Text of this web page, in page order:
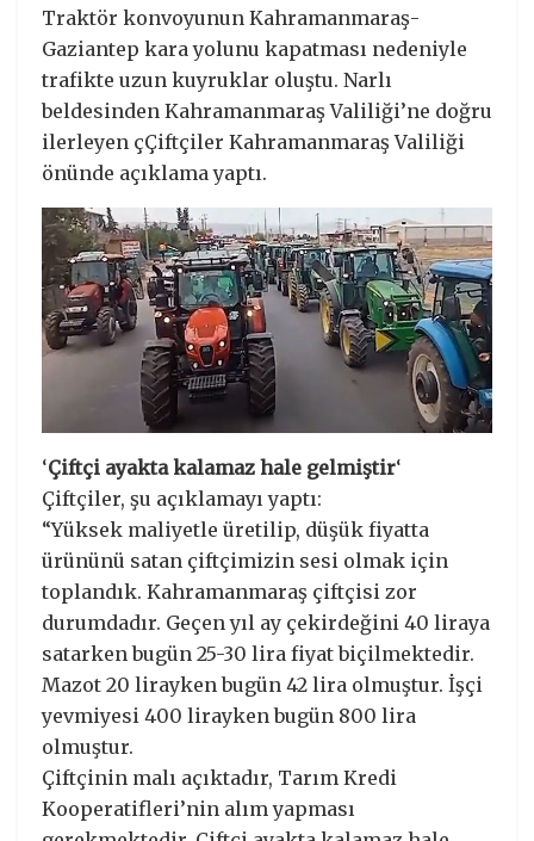
Traktör konvoyunun Kahramanmaraş-
Gaziantep kara yolunu kapatması nedeniyle
trafikte uzun kuyruklar oluştu. Narlı
beldesinden Kahramanmaraş Valiliği’ne doğru
ilerleyen çÇiftçiler Kahramanmaraş Valiliği
önünde açıklama yaptı.
‘Çiftçi ayakta kalamaz hale gelmiştir‘
Çiftçiler, şu açıklamayı yaptı:
“Yüksek maliyetle üretilip, düşük fiyatta
ürününü satan çiftçimizin sesi olmak için
toplandık. Kahramanmaraş çiftçisi zor
durumdadır. Geçen yıl ay çekirdeğini 40 liraya
satarken bugün 25-30 lira fiyat biçilmektedir.
Mazot 20 lirayken bugün 42 lira olmuştur. İşçi
yevmiyesi 400 lirayken bugün 800 lira
olmuştur.
Çiftçinin malı açıktadır, Tarım Kredi
Kooperatifleri’nin alım yapması